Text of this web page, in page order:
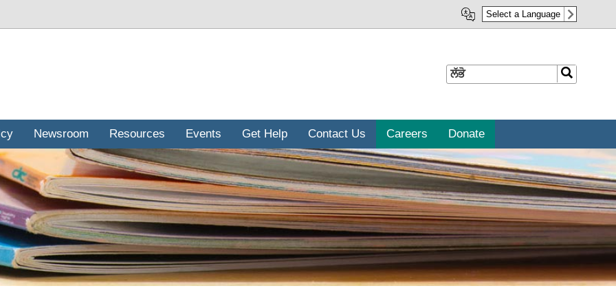
Select a Language
ਲੱਭੋ ਲੱਭੋ
Newsroom Resources Events Get Help Contact Us Careers Donate